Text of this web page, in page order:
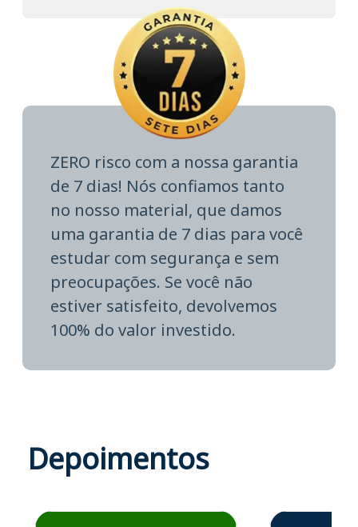
ZERO risco com a nossa garantia
de 7 dias! Nós confiamos tanto
no nosso material, que damos
uma garantia de 7 dias para você
estudar com segurança e sem
preocupações. Se você não
estiver satisfeito, devolvemos
100% do valor investido.
Depoimentos
Estudante José recomenda o Aprova Concursos emEstudante Elais